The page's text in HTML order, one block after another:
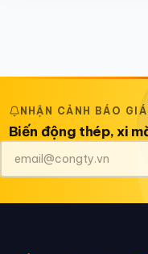
NHẬN CẢNH BÁO GIÁ
Biến động thép, xi